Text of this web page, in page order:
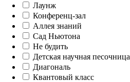
Лаунж
Конференц-зал
Аллея знаний
Сад Ньютона
Не будить
Детская научная песочница
Диагональ
Квантовый класс